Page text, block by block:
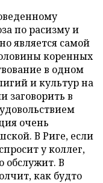
по расизму и
является самой
коренных
в одном
и культур на
заговорить в
очень
В Риге, если
у коллег,
обслужит. В
как будто